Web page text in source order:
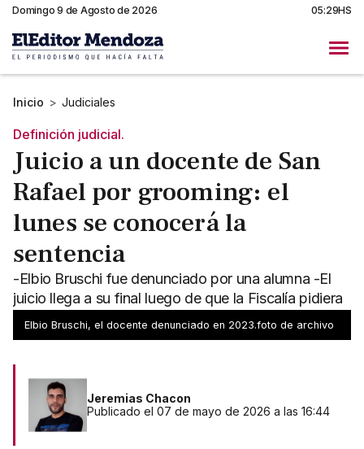
Domingo 9 de Agosto de 2026 05:29HS
Inicio > Judiciales
Definición judicial.
Juicio a un docente de San
Rafael por grooming: el
lunes se conocerá la
sentencia
-Elbio Bruschi fue denunciado por una alumna -El
juicio llega a su final luego de que la Fiscalía pidiera
3 años de prisión
Elbio Bruschi, el docente denunciado en 2023.foto de archivo
Jeremias Chacon
Publicado el 07 de mayo de 2026 a las 16:44